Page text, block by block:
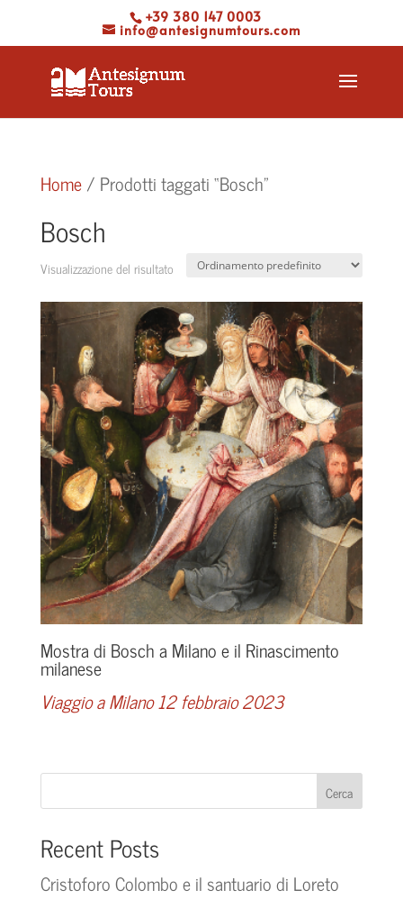
+39 380 147 0003
info@antesignumtours.com
Home/ Prodotti taggati “Bosch”
Bosch
Visualizzazione del risultato
Mostra di Bosch a Milano e il Rinascimento
milanese
Viaggio a Milano 12 febbraio 2023
Cerca
Recent Posts
Cristoforo Colombo e il santuario di Loreto